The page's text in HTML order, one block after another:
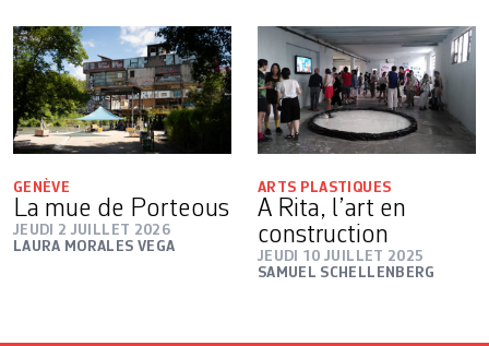
GENÈVE
La mue de Porteous
JEUDI 2 JUILLET 2026
LAURA MORALES VEGA
ARTS PLASTIQUES
A Rita, l’art en
construction
JEUDI 10 JUILLET 2025
SAMUEL SCHELLENBERG